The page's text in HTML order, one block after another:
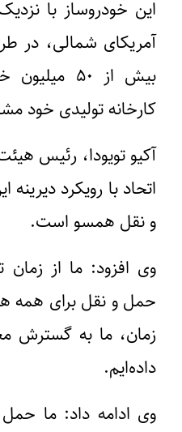
آمریکای شمالی، در
کارخانه تولیدی خود
آکیو تویودا، رئیس
اتحاد با رویکرد
و نقل همسو است.
وی افزود: ما از زمان
حمل و نقل برای همه
زمان، ما به گسترش
داده‌ایم.
وی ادامه داد: ما حمل